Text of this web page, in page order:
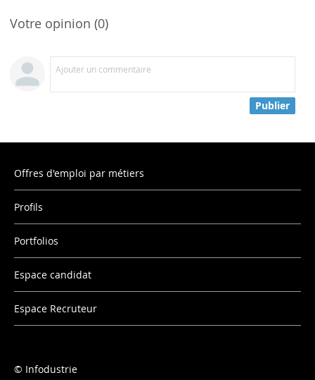
Votre opinion (0)
Ajouter un commentaire
Publier
Offres d'emploi par métiers
Profils
Portfolios
Espace candidat
Espace Recruteur
Infodustrie